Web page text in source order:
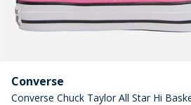
Converse
Converse Chuck Taylor All Star Hi